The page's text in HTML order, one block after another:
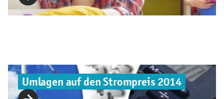
Umlagen auf den Strompreis 2014